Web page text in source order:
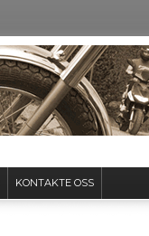
KONTAKTE OSS